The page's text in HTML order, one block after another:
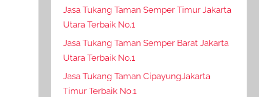
Jasa Tukang Taman Semper Timur Jakarta
Utara Terbaik No.1
Jasa Tukang Taman Semper Barat Jakarta
Utara Terbaik No.1
Jasa Tukang Taman CipayungJakarta
Timur Terbaik No.1